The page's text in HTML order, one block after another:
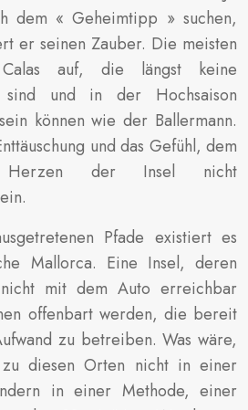
dem « Geheimtipp » suchen,
er seinen Zauber. Die meisten
Calas auf, die längst keine
sind und in der Hochsaison
können wie der Ballermann.
und das Gefühl, dem
Herzen der Insel nicht
Pfade existiert es
Mallorca. Eine Insel, deren
mit dem Auto erreichbar
offenbart werden, die bereit
zu betreiben. Was wäre,
zu diesen Orten nicht in einer
in einer Methode, einer